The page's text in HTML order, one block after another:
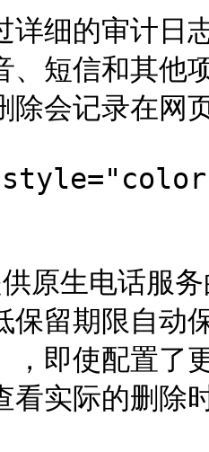
详细的审计日
、短信和其他
除会记录在网
原生电话服
保留期限自
，即使配置了
看实际的删除